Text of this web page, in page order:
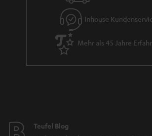
Inhouse
Mehr als 45 Jahre
Teufel Blog